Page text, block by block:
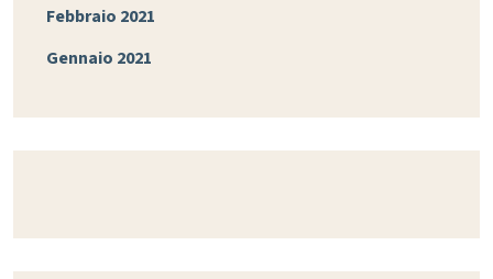
Febbraio 2021
Gennaio 2021